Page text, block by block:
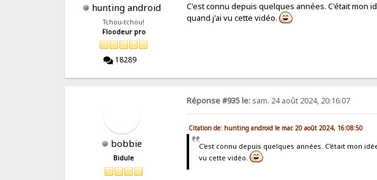
hunting android
Tchou-tchou!
Floodeur pro
18289
C'est connu depuis quelques années. C'était mon
quand j'ai vu cette vidéo.
bobbie
Bidule
Réponse #935 le: sam. 24 août 2024, 20:16:07
Citation de: hunting android le mar. 20 août 2024, 16:08:50
C'est connu depuis quelques années. C'était mon
vu cette vidéo.